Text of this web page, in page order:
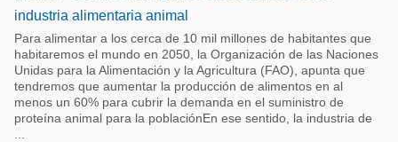
industria alimentaria animal
Para alimentar a los cerca de 10 mil millones de habitantes que
habitaremos el mundo en 2050, la Organización de las Naciones
Unidas para la Alimentación y la Agricultura (FAO), apunta que
tendremos que aumentar la producción de alimentos en al
menos un 60% para cubrir la demanda en el suministro de
proteína animal para la poblaciónEn ese sentido, la industria de